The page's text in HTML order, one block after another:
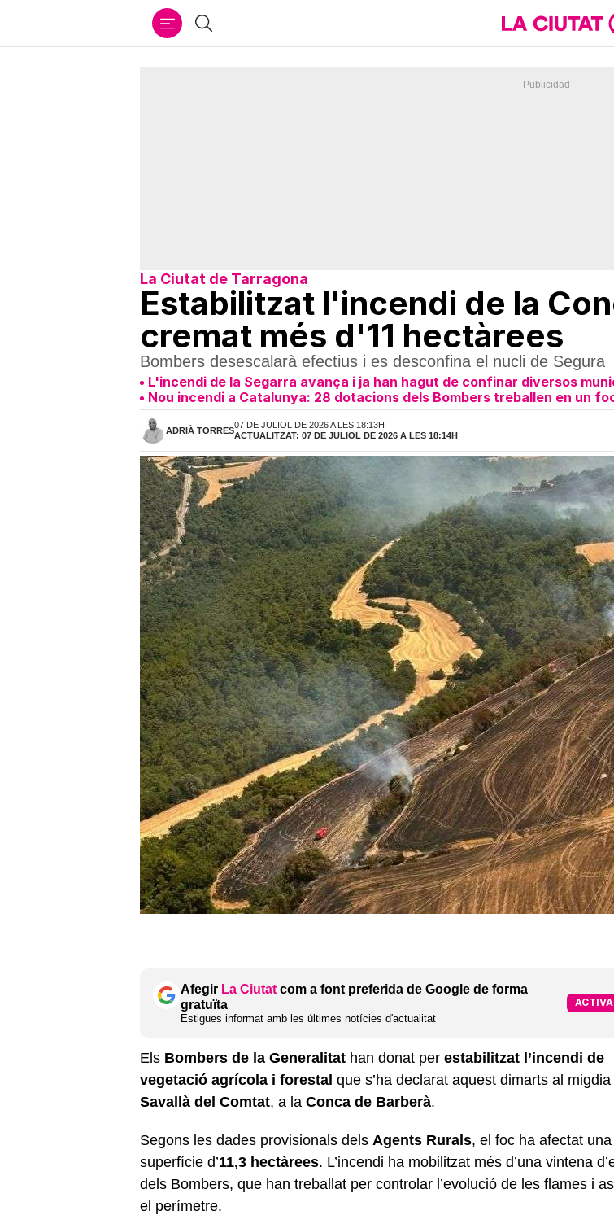
Cercar
La Ciutat de Tarragona
Estabilitzat l'incendi de la
cremat més d'11 hectàrees
Bombers desescalarà efectius i es desconfina el nucli de Segura
L'incendi de la Segarra avança i ja han hagut de confinar diversos
Nou incendi a Catalunya: 28 dotacions dels Bombers treballen en un
ADRIÀ TORRES
07 DE JULIOL DE 2026 A LES 18:13H
ACTUALITZAT: 07 DE JULIOL DE 2026 A LES 18:14H
Afegir La Ciutat com a font preferida de Google de forma
gratuïta
Estigues informat amb les últimes notícies d'actualitat
Els Bombers de la Generalitat han donat per estabilitzat l’incendi de
vegetació agrícola i forestal que s’ha declarat aquest dimarts al migdia
Savallà del Comtat, a la Conca de Barberà.
Segons les dades provisionals dels Agents Rurals, el foc ha afectat una
superfície d’11,3 hectàrees. L’incendi ha mobilitzat més d’una vintena
dels Bombers, que han treballat per controlar l’evolució de les flames i
el perímetre.